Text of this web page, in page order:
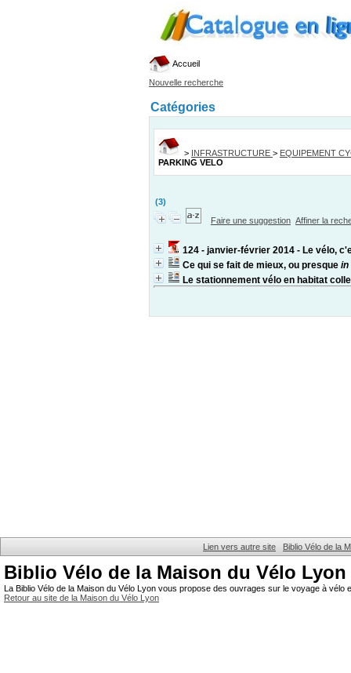
Accueil
Nouvelle recherche
Catégories
> INFRASTRUCTURE > EQUIPEMENT
PARKING VELO
(3)
Faire une suggestion Affiner la
124 - janvier-février 2014 - Le vélo,
Ce qui se fait de mieux, ou presque in
Le stationnement vélo en habitat
Lien vers autre site Biblio Vélo de la
Biblio Vélo de la Maison du Vélo Lyon
La Biblio Vélo de la Maison du Vélo Lyon vous propose des ouvrages sur le voyage à
Retour au site de la Maison du Vélo Lyon